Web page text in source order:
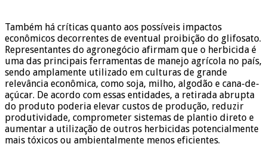
Também há críticas quanto aos possíveis impactos
econômicos decorrentes de eventual proibição do glifosato.
Representantes do agronegócio afirmam que o herbicida é
uma das principais ferramentas de manejo agrícola no país,
sendo amplamente utilizado em culturas de grande
relevância econômica, como soja, milho, algodão e cana-de-
açúcar. De acordo com essas entidades, a retirada abrupta
do produto poderia elevar custos de produção, reduzir
produtividade, comprometer sistemas de plantio direto e
aumentar a utilização de outros herbicidas potencialmente
mais tóxicos ou ambientalmente menos eficientes.